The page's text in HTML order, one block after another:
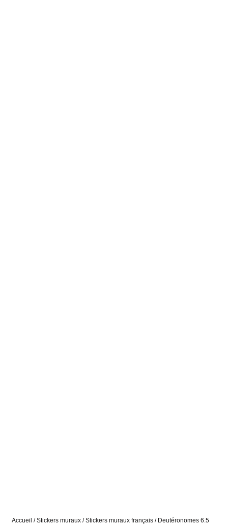
Accueil /Stickers muraux /Stickers muraux français / Deutéronomes 6.5